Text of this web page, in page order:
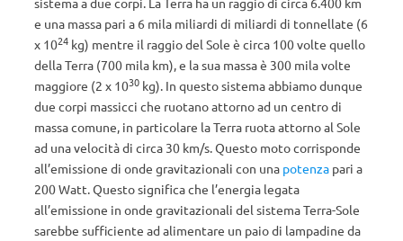
e una massa pari a 6 mila miliardi di miliardi di tonnellate (6
x 1024 kg) mentre il raggio del Sole è circa 100 volte quello
della Terra (700 mila km), e la sua massa è 300 mila volte
maggiore (2 x 1030 kg). In questo sistema abbiamo dunque
due corpi massicci che ruotano attorno ad un centro di
massa comune, in particolare la Terra ruota attorno al Sole
ad una velocità di circa 30 km/s. Questo moto corrisponde
all’emissione di onde gravitazionali con una potenza pari a
200 Watt. Questo significa che l’energia legata
all’emissione in onde gravitazionali del sistema Terra-Sole
sarebbe sufficiente ad alimentare un paio di lampadine da